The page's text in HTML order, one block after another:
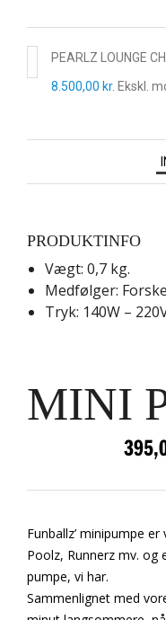
PRODUKTINFO
Vægt: 0,7 kg.
Medfølger:
Tryk: 140W –
MINI
Funballz’ minipumpe
Poolz, Runnerz mv.
pumpe, vi har.
Sammenlignet med
PEARLZ LOUNGE
8.500,00 kr. Ekskl.